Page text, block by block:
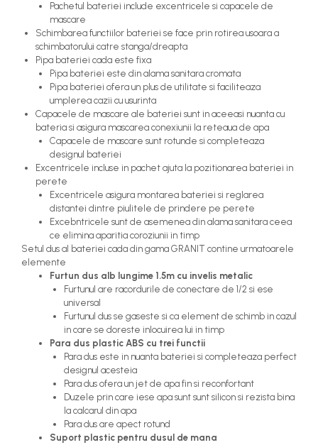
Pachetul bateriei include excentricele si capacele de
mascare
Schimbarea functiilor bateriei se face prin rotirea usoara a
schimbatorului catre stanga/dreapta
Pipa bateriei cada este fixa
Pipa bateriei este din alama sanitara cromata
Pipa bateriei ofera un plus de utilitate si faciliteaza
umplerea cazii cu usurinta
Capacele de mascare ale bateriei sunt in aceeasi nuanta cu
bateria si asigura mascarea conexiunii la reteaua de apa
Capacele de mascare sunt rotunde si completeaza
designul bateriei
Excentricele incluse in pachet ajuta la pozitionarea bateriei in
perete
Excentricele asigura montarea bateriei si reglarea
distantei dintre piulitele de prindere pe perete
Excebntricele sunt de asemenea din alama sanitara ceea
ce elimina aparitia coroziunii in timp
Setul dus al bateriei cada din gama GRANIT contine urmatoarele
elemente
Furtun dus alb lungime 1.5m cu invelis metalic
Furtunul are racordurile de conectare de 1/2 si ese
universal
Furtunul dus se gaseste si ca element de schimb in cazul
in care se doreste inlocuirea lui in timp
Para dus plastic ABS cu trei functii
Para dus este in nuanta bateriei si completeaza perfect
designul acesteia
Para dus ofera un jet de apa fin si reconfortant
Duzele prin care iese apa sunt sunt silicon si rezista bina
la calcarul din apa
Para dus are apect rotund
Suport plastic pentru dusul de mana